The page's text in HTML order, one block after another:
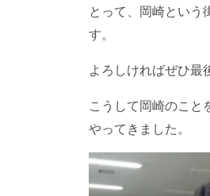
とって、岡崎という
す。
よろしければぜひ最
こうして岡崎のこと
やってきました。